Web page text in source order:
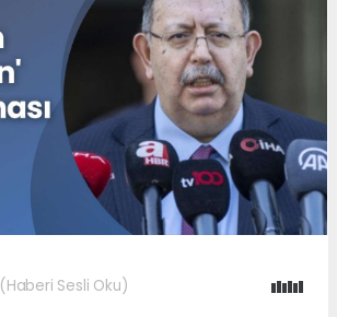
(Haberi Sesli Oku)